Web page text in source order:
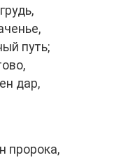
путь;
дар,
пророка,